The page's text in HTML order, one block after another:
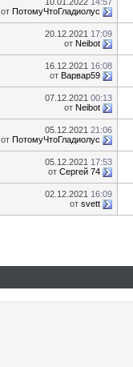
от ПотомуЧтоГладиолус
20.12.2021 17:09
от Neibot
16.12.2021 16:08
от Варвар59
07.12.2021 00:13
от Neibot
05.12.2021 21:06
от ПотомуЧтоГладиолус
05.12.2021 17:53
от Сергей 74
02.12.2021 16:09
от svett